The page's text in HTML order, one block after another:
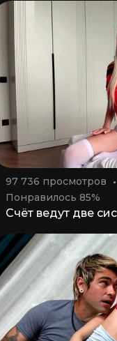
97 736 просмотров
Понравилось 85%
Счёт ведут две